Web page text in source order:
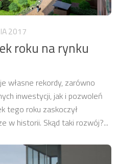
2017
roku na rynku
własne rekordy, zarówno
inwestycji, jak i pozwoleń
tego roku zaskoczył
w historii. Skąd taki rozwój?...